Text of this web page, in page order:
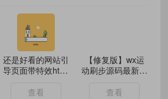
还是好看的网站引
导页面带特效html
查看
【修复版】wx运
动刷步源码最新可
查看